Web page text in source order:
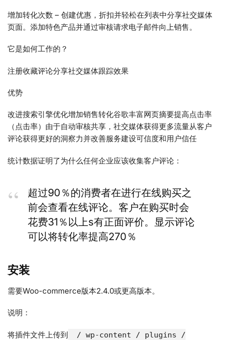
增加转化次数 – 创建优惠，折扣并轻松在列表中分享社交媒体
页面。添加特色产品并通过审核请求电子邮件向上销售。
它是如何工作的？
注册收藏评论分享社交媒体跟踪效果
优势
改进搜索引擎优化增加销售转化谷歌丰富网页摘要提高点击率
（点击率）由于自动审核共享，社交媒体获得更多流量从客户
评论获得更好的洞察力并改善服务建设可信度和用户信任
统计数据证明了为什么任何企业应该收集客户评论：
超过90％的消费者在进行在线购买之
前会查看在线评论。客户在购买时会
花费31％以上s有正面评价。显示评论
可以将转化率提高270％
安装
需要Woo-commerce版本2.4.0或更高版本。
说明：
将插件文件上传到
/ wp-content / plugins /